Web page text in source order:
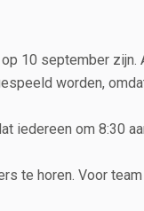
10 september
worden,
iedereen om 8:30
te horen. Voor